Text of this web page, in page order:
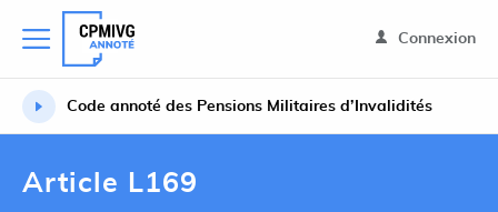
Connexion
Code annoté des Pensions Militaires d’Invalidités
Article L169